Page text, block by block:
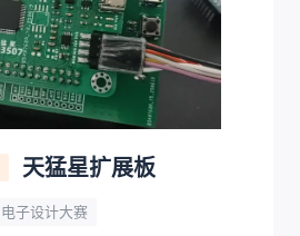
天猛星扩展板
电子设计大赛